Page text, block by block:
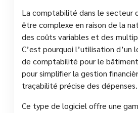
La comptabilité dans le secteur
être complexe en raison de la
des coûts variables et des
C’est pourquoi l’utilisation d’un
de comptabilité pour le
pour simplifier la gestion
traçabilité précise des dépenses.
Ce type de logiciel offre une